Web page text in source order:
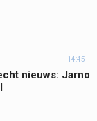
14:45
nieuws: Jarno